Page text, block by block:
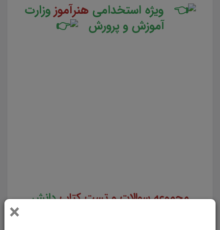
×
ویژه استخدامی هنرآموزوزارت
آموزش و پرورش
مجموعه سوالات و تست کتابدانش